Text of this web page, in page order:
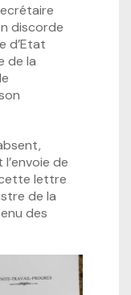
discorde
d’Etat
de la
de
lettre
de la
des